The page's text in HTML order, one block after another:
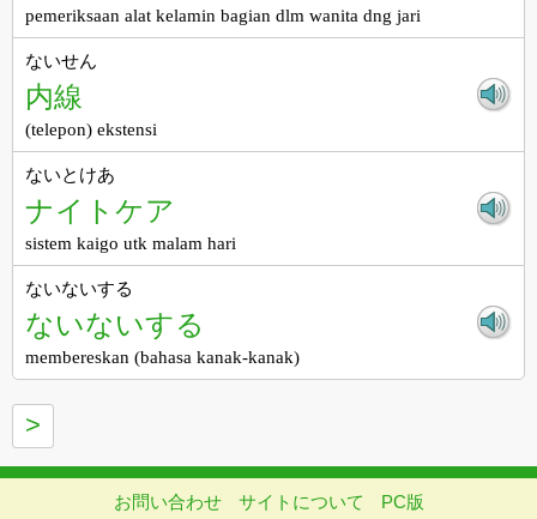
pemeriksaan alat kelamin bagian dlm wanita dng jari
ないせん
内線
(telepon) ekstensi
ないとけあ
ナイトケア
sistem kaigo utk malam hari
ないないする
ないないする
membereskan (bahasa kanak-kanak)
>
お問い合わせ サイトについて PC版